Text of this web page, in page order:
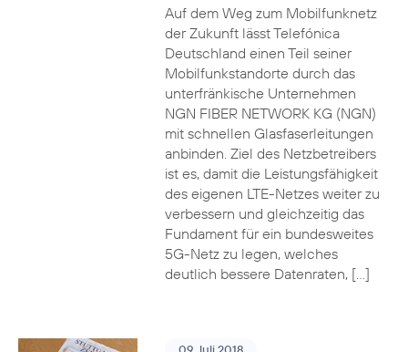
Auf dem Weg zum Mobilfunknetz
der Zukunft lässt Telefónica
Deutschland einen Teil seiner
Mobilfunkstandorte durch das
unterfränkische Unternehmen
NGN FIBER NETWORK KG (NGN)
mit schnellen Glasfaserleitungen
anbinden. Ziel des Netzbetreibers
ist es, damit die Leistungsfähigkeit
des eigenen LTE-Netzes weiter zu
verbessern und gleichzeitig das
Fundament für ein bundesweites
5G-Netz zu legen, welches
deutlich bessere Datenraten, […]